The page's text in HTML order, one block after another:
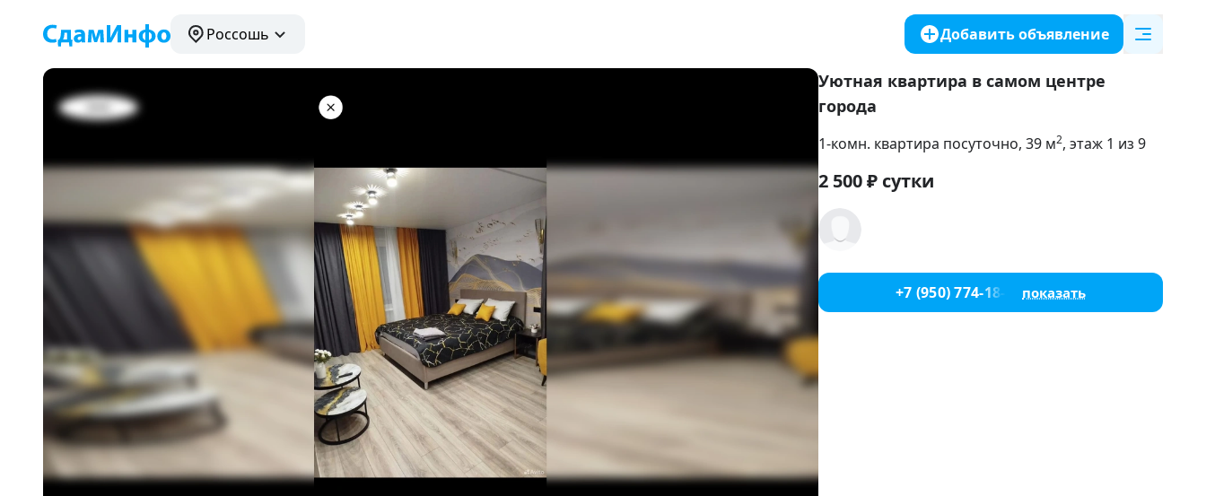
Россошь Добавить объявление
Уютная квартира в самом центре
города
1-комн. квартира посуточно, 39 м2, этаж 1 из 9
2 500₽ сутки
+7 (950) 774-18-88 показать